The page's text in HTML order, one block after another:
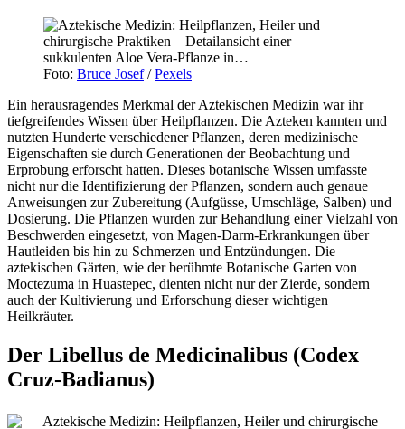
Foto: Bruce Josef/Pexels
Ein herausragendes Merkmal der Aztekischen Medizin war ihr
tiefgreifendes Wissen über Heilpflanzen. Die Azteken kannten und
nutzten Hunderte verschiedener Pflanzen, deren medizinische
Eigenschaften sie durch Generationen der Beobachtung und
Erprobung erforscht hatten. Dieses botanische Wissen umfasste
nicht nur die Identifizierung der Pflanzen, sondern auch genaue
Anweisungen zur Zubereitung (Aufgüsse, Umschläge, Salben) und
Dosierung. Die Pflanzen wurden zur Behandlung einer Vielzahl von
Beschwerden eingesetzt, von Magen-Darm-Erkrankungen über
Hautleiden bis hin zu Schmerzen und Entzündungen. Die
aztekischen Gärten, wie der berühmte Botanische Garten von
Moctezuma in Huastepec, dienten nicht nur der Zierde, sondern
auch der Kultivierung und Erforschung dieser wichtigen
Heilkräuter.
Der Libellus de Medicinalibus (Codex
Cruz-Badianus)